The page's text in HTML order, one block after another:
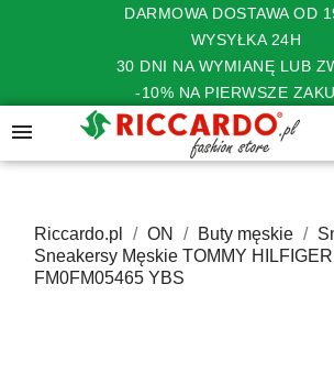
DARMOWA DOSTAWA OD
WYSYŁKA 24H
30 DNI NA WYMIANĘ LUB
-10% NA PIERWSZE

Riccardo.pl ON Buty męskie
Sneakersy Męskie TOMMY
FM0FM05465 YBS